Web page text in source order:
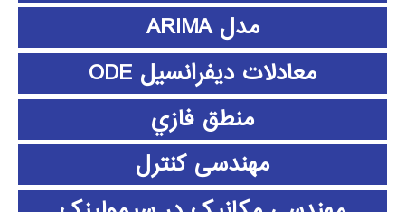
مدل ARIMA
معادلات دیفرانسیل ODE
منطق فازي
مهندسی کنترل